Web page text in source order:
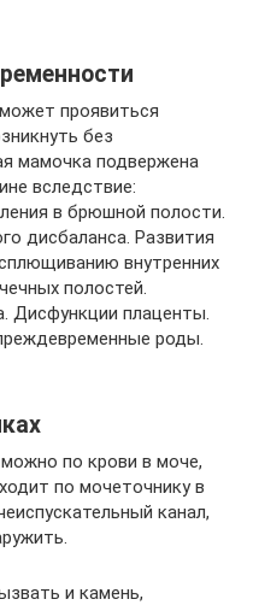
проявиться
без
мамочка подвержена
вследствие:
в брюшной полости.
дисбаланса. Развития
внутренних
полостей.
Дисфункции плаценты.
роды.
можно по крови в моче,
по мочеточнику в
канал,
и камень,